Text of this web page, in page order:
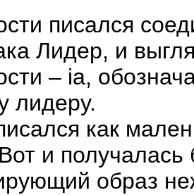
писался
Лидер, и
– ia,
лидеру.
как
и получалась
образ